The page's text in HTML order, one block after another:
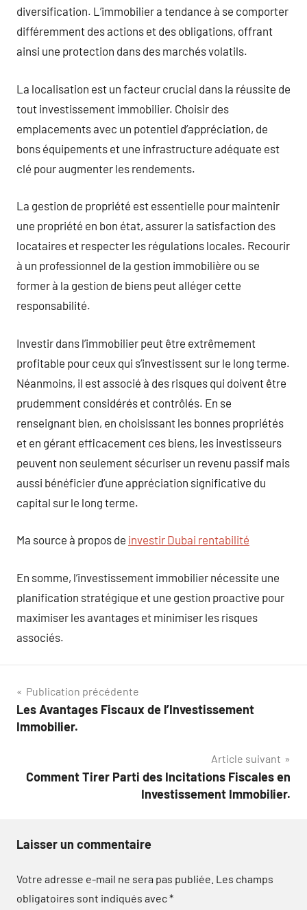
diversification. L’immobilier a tendance à se comporter
différemment des actions et des obligations, offrant
ainsi une protection dans des marchés volatils.
La localisation est un facteur crucial dans la réussite de
tout investissement immobilier. Choisir des
emplacements avec un potentiel d’appréciation, de
bons équipements et une infrastructure adéquate est
clé pour augmenter les rendements.
La gestion de propriété est essentielle pour maintenir
une propriété en bon état, assurer la satisfaction des
locataires et respecter les régulations locales. Recourir
à un professionnel de la gestion immobilière ou se
former à la gestion de biens peut alléger cette
responsabilité.
Investir dans l’immobilier peut être extrêmement
profitable pour ceux qui s’investissent sur le long terme.
Néanmoins, il est associé à des risques qui doivent être
prudemment considérés et contrôlés. En se
renseignant bien, en choisissant les bonnes propriétés
et en gérant efficacement ces biens, les investisseurs
peuvent non seulement sécuriser un revenu passif mais
aussi bénéficier d’une appréciation significative du
capital sur le long terme.
Ma source à propos de investir Dubai rentabilité
En somme, l’investissement immobilier nécessite une
planification stratégique et une gestion proactive pour
maximiser les avantages et minimiser les risques
associés.
Navigation
de
Publication précédente
Les Avantages Fiscaux de l’Investissement
Immobilier.
Article suivant
Comment Tirer Parti des Incitations Fiscales en
Investissement Immobilier.
Laisser un commentaire
Votre adresse e-mail ne sera pas publiée. Les champs
obligatoires sont indiqués avec*